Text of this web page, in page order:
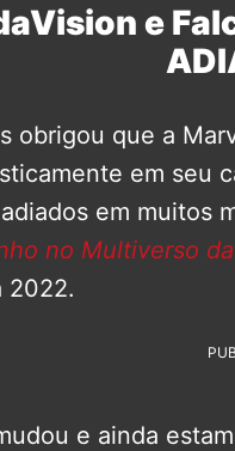
e
obrigou que a
em seu
em muitos
no Multiverso
2022.
e ainda